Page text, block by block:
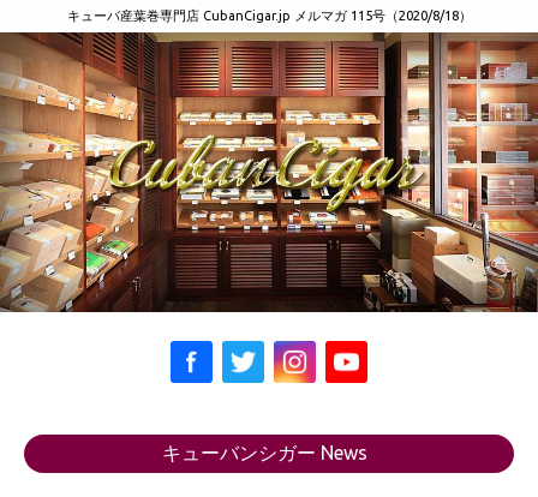
キューバ産葉巻専門店 CubanCigar.jp メルマガ 115号（2020/8/18）
キューバンシガー News